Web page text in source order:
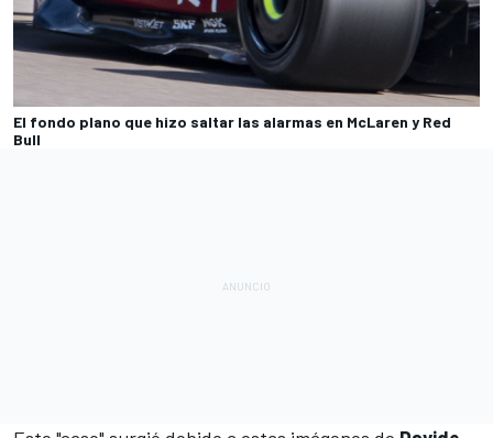
El fondo plano que hizo saltar las alarmas en McLaren y Red
Bull